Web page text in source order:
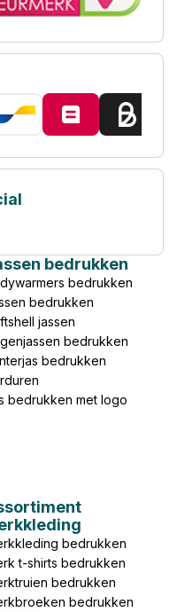
bedrukken
bedrukken
bedrukken
jassen
bedrukken
bedrukken
bedrukken met logo
bedrukken
t-shirts bedrukken
bedrukken
bedrukken